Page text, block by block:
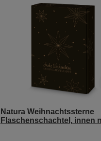
Natura Weihnachtssterne
Flaschenschachtel, innen